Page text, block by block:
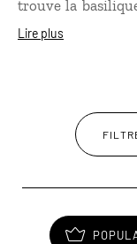
trouve la
sa splendide
rien ne vaut
Barranco tandis
sur les plages de
Lire plus